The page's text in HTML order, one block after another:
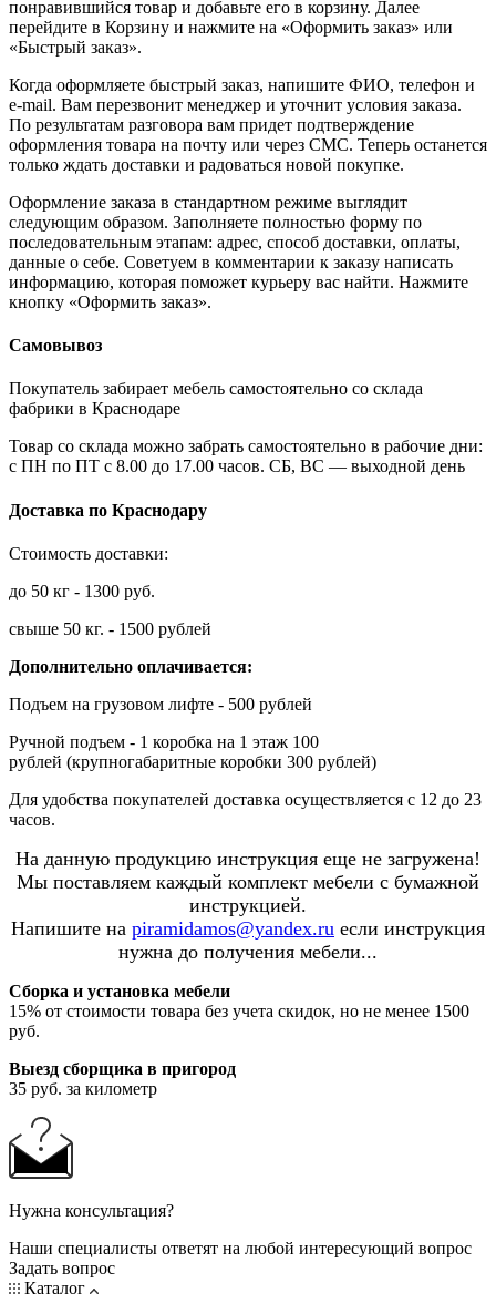
понравившийся товар и добавьте его в корзину. Далее
перейдите в Корзину и нажмите на «Оформить заказ» или
«Быстрый заказ».
Когда оформляете быстрый заказ, напишите ФИО, телефон и
e-mail. Вам перезвонит менеджер и уточнит условия заказа.
По результатам разговора вам придет подтверждение
оформления товара на почту или через СМС. Теперь останется
только ждать доставки и радоваться новой покупке.
Оформление заказа в стандартном режиме выглядит
следующим образом. Заполняете полностью форму по
последовательным этапам: адрес, способ доставки, оплаты,
данные о себе. Советуем в комментарии к заказу написать
информацию, которая поможет курьеру вас найти. Нажмите
кнопку «Оформить заказ».
Самовывоз
Покупатель забирает мебель самостоятельно со склада
фабрики в Краснодаре
Товар со склада можно забрать самостоятельно в рабочие дни:
с ПН по ПТ с 8.00 до 17.00 часов. СБ, ВС — выходной день
Доставка по Краснодару
Стоимость доставки:
до 50 кг - 1300 руб.
свыше 50 кг. - 1500 рублей
Дополнительно оплачивается:
Подъем на грузовом лифте - 500 рублей
Ручной подъем - 1 коробка на 1 этаж 100
рублей (крупногабаритные коробки 300 рублей)
Для удобства покупателей доставка осуществляется с 12 до 23
часов.
На данную продукцию инструкция еще не загружена!
Мы поставляем каждый комплект мебели с бумажной
инструкцией.
Напишите на piramidamos@yandex.ru если инструкция
нужна до получения мебели...
Сборка и установка мебели
15% от стоимости товара без учета скидок, но не менее 1500
руб.
Выезд сборщика в пригород
35 руб. за километр
Нужна консультация?
Наши специалисты ответят на любой интересующий вопрос
Задать вопрос
Каталог